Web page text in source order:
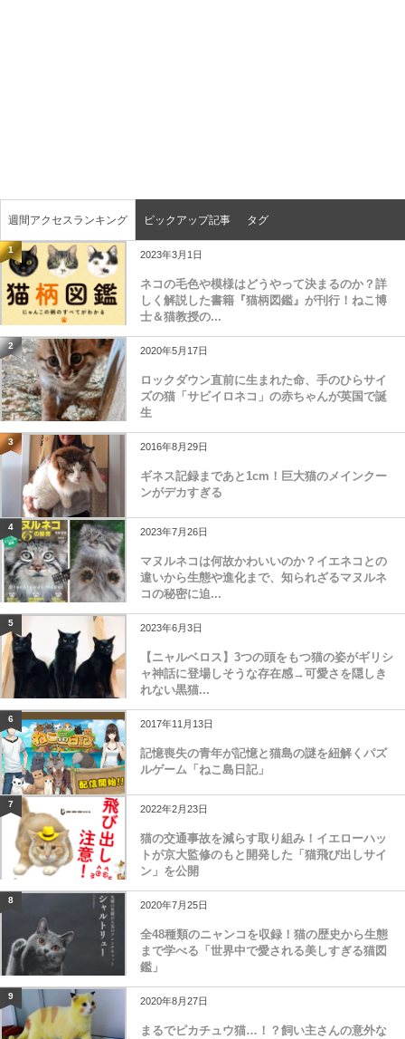
週間アクセスランキング ピックアップ記事 タグ
1 2023年3月1日
ネコの毛色や模様はどうやって決まるのか？詳
しく解説した書籍『猫柄図鑑』が刊行！ねこ博
士＆猫教授の...
2 2020年5月17日
ロックダウン直前に生まれた命、手のひらサイ
ズの猫「サビイロネコ」の赤ちゃんが英国で誕
生
3 2016年8月29日
ギネス記録まであと1cm！巨大猫のメインクー
ンがデカすぎる
4 2023年7月26日
マヌルネコは何故かわいいのか？イエネコとの
違いから生態や進化まで、知られざるマヌルネ
コの秘密に迫...
5 2023年6月3日
【ニャルベロス】3つの頭をもつ猫の姿がギリシ
ャ神話に登場しそうな存在感→可愛さを隠しき
れない黒猫...
6 2017年11月13日
記憶喪失の青年が記憶と猫島の謎を紐解くパズ
ルゲーム「ねこ島日記」
7 2022年2月23日
猫の交通事故を減らす取り組み！イエローハッ
トが京大監修のもと開発した「猫飛び出しサイ
ン」を公開
8 2020年7月25日
全48種類のニャンコを収録！猫の歴史から生態
まで学べる「世界中で愛される美しすぎる猫図
鑑」
9 2020年8月27日
まるでピカチュウ猫…！？飼い主さんの意外な